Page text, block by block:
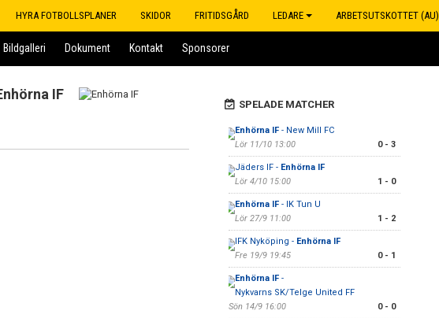
HYRA FOTBOLLSPLANER SKIDOR FRITIDSGÅRD LEDARE ARBETSUTSKOTTET (AU)
Bildgalleri Dokument Kontakt Sponsorer
IF
SPELADE MATCHER
Enhörna IF- New Mill FC
Lör 11/10 13:00
0 - 3
Jäders IF - Enhörna IF
Lör 4/10 15:00
1 - 0
Enhörna IF- IK Tun U
Lör 27/9 11:00
1 - 2
IFK Nyköping - Enhörna IF
Fre 19/9 19:45
0 - 1
Enhörna IF-
Nykvarns SK/Telge United FF
Sön 14/9 16:00
0 - 0